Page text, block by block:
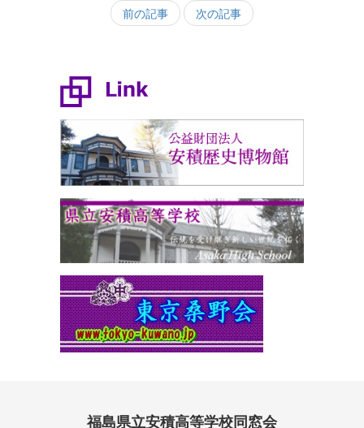
前の記事 次の記事
福島県立安積高等学校同窓会